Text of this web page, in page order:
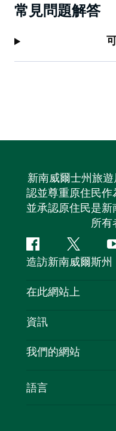
常見問題解答
新南威爾士州旅
認並尊重原住民作
並承認原住民是
所有
Facebook嘰
嘰
喳
造訪新南威爾斯州
聯絡我們
隱私
Cookie 通知
在此網站上
目的地
新南威爾士州公路旅行
活動
資訊
旅行資訊
新南威爾士州的商業
我們的網站
語言